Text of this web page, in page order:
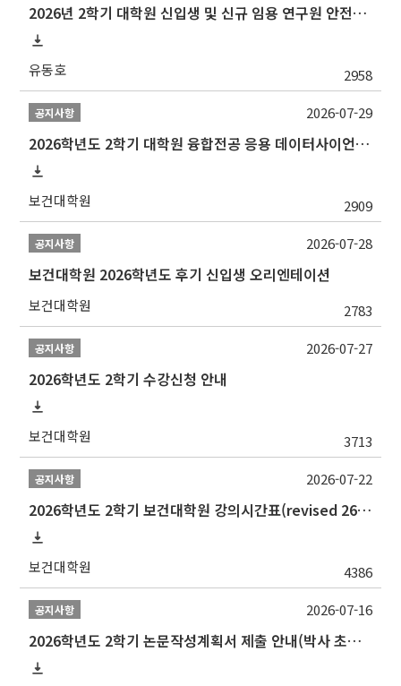
2026년 2학기 대학원 신입생 및 신규 임용 연구원 안전환경교육(신규교육) 실시 안내
유동호 2958
공지사항
2026학년도 2학기 대학원 융합전공 응용 데이터사이언스 선발 계획 알림
보건대학원 2909
2026-07-29
공지사항
보건대학원 2026학년도 후기 신입생 오리엔테이션
보건대학원 2783
2026-07-28
공지사항
2026학년도 2학기 수강신청 안내
보건대학원 3713
2026-07-27
공지사항
2026학년도 2학기 보건대학원 강의시간표(revised 260803)(2026 2nd SEMESTER SNU GSPH TIMETABLE)
보건대학원 4386
2026-07-22
공지사항
2026학년도 2학기 논문작성계획서 제출 안내(박사 초심 일정 포함)_Thesis Proposal
2026-07-16